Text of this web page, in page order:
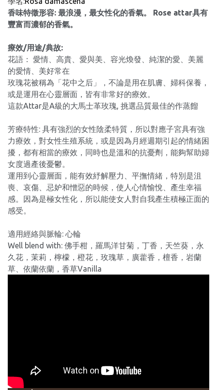
香味特徵形容: 最浪漫，最女性化的香氣。 Rose attar具有
豐富而濃郁的香氣。
療效/用途/典故:
花語： 愛情、高貴、愛與美、容光煥發、純潔的愛、美麗
的愛情、美好常在
玫瑰花被稱為「花中之后」，不論是用在肌膚、婦科保養，
或是運用在心靈層面，皆有非常好的療效。
這款Attar是A級的大馬士革玫瑰, 挑選品質最佳的作蒸餾
芳療特性: 具有強烈的女性陰柔特質，所以對應子宮具有強
力療效，對女性生殖系統，或是因為月經週期引起的情緒困
擾，都有相當的療效，同時也是溫和的抗憂劑，能夠幫助婦
女度過產後憂鬱。
運用到心靈層面，能有效紓解壓力、平撫情緒，特別是沮
喪、哀傷、忌妒和憎惡的時候，使人心情愉悅、產生幸福
感。因為是極女性化，所以能使女人對自我產生積極正面的
感受。
適用經絡與脈輪: 心輪
Well blend with: 佛手柑，羅馬洋甘菊，丁香，天竺葵，永
久花，茉莉，檸檬，橙花，玫瑰草，廣藿香，檀香，岩蘭
草、依蘭依蘭，香草Vanilla